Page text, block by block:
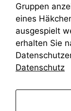
Zuständigkeit
Öffentliches
Gruppen
eines
ausgespielt
erhalten Sie
Datenschutz